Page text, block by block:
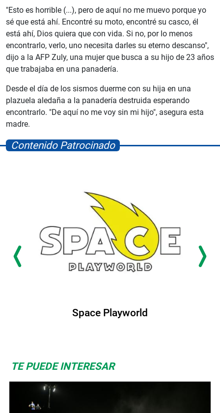
"Esto es horrible (...), pero de aquí no me muevo porque yo
sé que está ahí. Encontré su moto, encontré su casco, él
está ahí, Dios quiera que con vida. Si no, por lo menos
encontrarlo, verlo, uno necesita darles su eterno descanso",
dijo a la AFP Zuly, una mujer que busca a su hijo de 23 años
que trabajaba en una panadería.
Desde el día de los sismos duerme con su hija en una
plazuela aledaña a la panadería destruida esperando
encontrarlo. "De aquí no me voy sin mi hijo", asegura esta
madre.
Contenido Patrocinado
Space Playworld
TE PUEDE INTERESAR